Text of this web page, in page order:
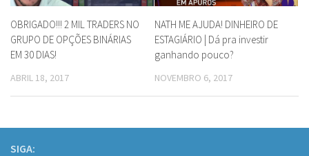
OBRIGADO!!! 2 MIL TRADERS NO
GRUPO DE OPÇÕES BINÁRIAS
EM 30 DIAS!
ABRIL 18, 2017
NATH ME AJUDA! DINHEIRO DE
ESTAGIÁRIO | Dá pra investir
ganhando pouco?
NOVEMBRO 6, 2017
SIGA: